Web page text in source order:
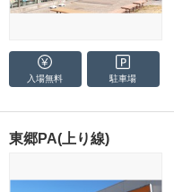
入場無料 駐車場
東郷PA(上り線)